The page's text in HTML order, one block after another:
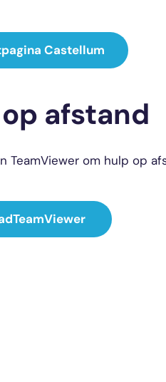
Castellum
afstand
TeamViewer om hulp op